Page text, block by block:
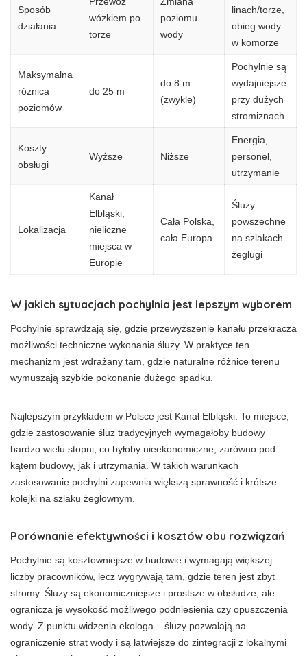
Sposób
działania
wózkiem po
torze
poziomu
wody
linach/torze,
obieg wody
w komorze
Maksymalna
różnica
poziomów
do 25 m
do 8 m
(zwykle)
Pochylnie są
wydajniejsze
przy dużych
stromiznach
Koszty
obsługi
Wyższe Niższe
Energia,
personel,
utrzymanie
Lokalizacja
Kanał
Elbląski,
nieliczne
miejsca w
Europie
Cała Polska,
cała Europa
Śluzy
powszechne
na szlakach
żeglugi
W jakich sytuacjach pochylnia jest lepszym wyborem
Pochylnie sprawdzają się, gdzie przewyższenie kanału przekracza
możliwości techniczne wykonania śluzy. W praktyce ten
mechanizm jest wdrażany tam, gdzie naturalne różnice terenu
wymuszają szybkie pokonanie dużego spadku.
Najlepszym przykładem w Polsce jest Kanał Elbląski. To miejsce,
gdzie zastosowanie śluz tradycyjnych wymagałoby budowy
bardzo wielu stopni, co byłoby nieekonomiczne, zarówno pod
kątem budowy, jak i utrzymania. W takich warunkach
zastosowanie pochylni zapewnia większą sprawność i krótsze
kolejki na szlaku żeglownym.
Porównanie efektywności i kosztów obu rozwiązań
Pochylnie są kosztowniejsze w budowie i wymagają większej
liczby pracowników, lecz wygrywają tam, gdzie teren jest zbyt
stromy. Śluzy są ekonomiczniejsze i prostsze w obsłudze, ale
ogranicza je wysokość możliwego podniesienia czy opuszczenia
wody. Z punktu widzenia ekologa – śluzy pozwalają na
ograniczenie strat wody i są łatwiejsze do zintegracji z lokalnymi